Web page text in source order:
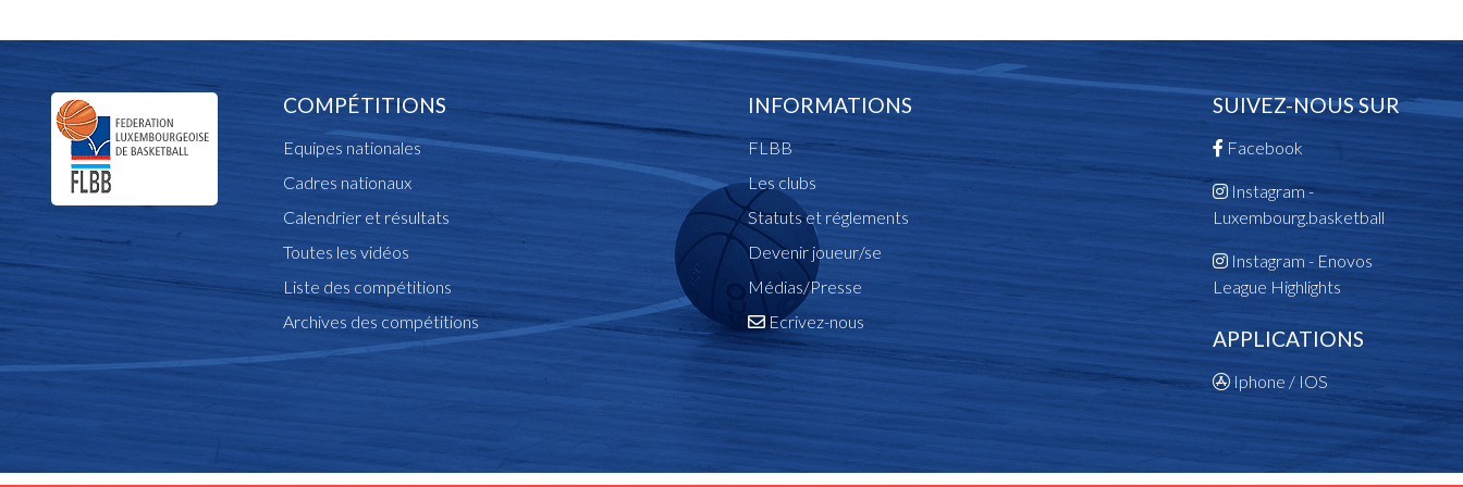
COMPÉTITIONS
Equipes nationales
Cadres nationaux
Calendrier et résultats
Toutes les vidéos
Liste des compétitions
Archives des compétitions
INFORMATIONS
FLBB
Les clubs
Statuts et réglements
Devenir joueur/se
Médias/Presse
Ecrivez-nous
SUIVEZ-NOUS SUR
Facebook
Instagram -
Luxembourg.basketball
Instagram - Enovos
League Highlights
APPLICATIONS
Iphone / IOS